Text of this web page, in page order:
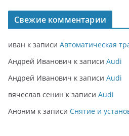
Свежие комментарии
иван к записи Автоматическая
Андрей Иванович к записи Audi
Андрей Иванович к записи Audi
вячеслав сенин к записи Audi
Аноним к записи Снятие и